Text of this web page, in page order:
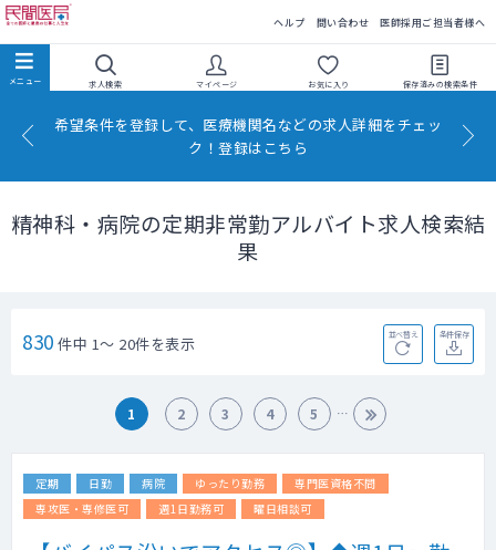
ヘルプ 問い合わせ 医師採用ご担当者様へ
求人検索 マイページ お気に入り 保存済みの検索条件
希望条件を登録して、医療機関名などの求人詳細をチェッ
ク！登録はこちら
精神科・病院の定期非常勤アルバイト求人検索結
果
830 件中 1～ 20件を表示 並べ替え 条件保存
1 2 3 4 5
定期 日勤 病院 ゆったり勤務
専門医資格不問
専攻医・専修医可
週1日勤務可 曜日相談可